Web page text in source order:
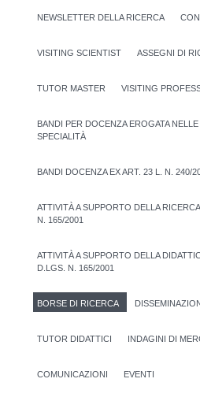
NEWSLETTER DELLA RICERCA
VISITING SCIENTIST ASSEGNI DI
TUTOR MASTER VISITING
BANDI PER DOCENZA EROGATA
SPECIALITÀ
BANDI DOCENZA EX ART. 23 L. N. 240/
ATTIVITÀ A SUPPORTO DELLA
N. 165/2001
ATTIVITÀ A SUPPORTO DELLA
D.LGS. N. 165/2001
BORSE DI RICERCA
TUTOR DIDATTICI INDAGINI DI
COMUNICAZIONI EVENTI